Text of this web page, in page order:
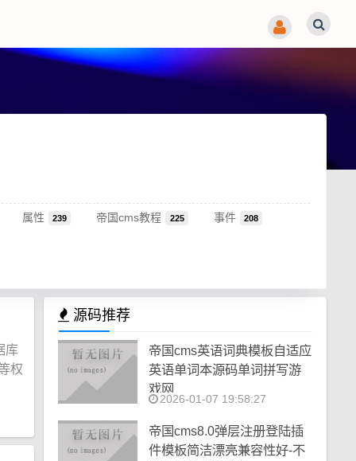
属性 239 帝国cms教程 225 事件 208
库
权
源码推荐
帝国cms英语词典模板自适应
英语单词本源码单词拼写游
戏网
2026-01-07 19:58:27
帝国cms8.0弹层注册登陆插
件模板简洁漂亮兼容性好-不